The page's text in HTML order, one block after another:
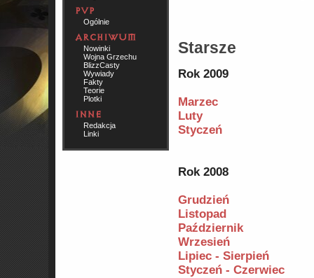
Ogólnie
Nowinki
Wojna Grzechu
BlizzCasty
Wywiady
Fakty
Teorie
Plotki
Redakcja
Linki
Starsze
Rok 2009
Marzec
Luty
Styczeń
Rok 2008
Grudzień
Listopad
Październik
Wrzesień
Lipiec - Sierpień
Styczeń - Czerwiec